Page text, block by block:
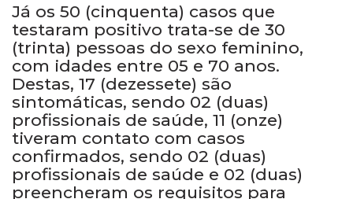
Já os 50 (cinquenta) casos que
testaram positivo trata-se de 30
(trinta) pessoas do sexo feminino,
com idades entre 05 e 70 anos.
Destas, 17 (dezessete) são
sintomáticas, sendo 02 (duas)
profissionais de saúde, 11 (onze)
tiveram contato com casos
confirmados, sendo 02 (duas)
profissionais de saúde e 02 (duas)
preencheram os requisitos para